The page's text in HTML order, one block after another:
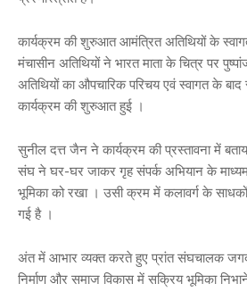
कार्यक्रम की शुरुआत आमंत्रित अतिथियों के
मंचासीन अतिथियों ने भारत माता के चित्र पर
अतिथियों का औपचारिक परिचय एवं स्वागत के
कार्यक्रम की शुरुआत हुई ।
सुनील दत्त जैन ने कार्यक्रम की प्रस्तावना में
संघ ने घर-घर जाकर गृह संपर्क अभियान के
भूमिका को रखा । उसी क्रम में कलावर्ग के
गई है ।
अंत में आभार व्यक्त करते हुए प्रांत संघचालक
निर्माण और समाज विकास में सक्रिय भूमिका